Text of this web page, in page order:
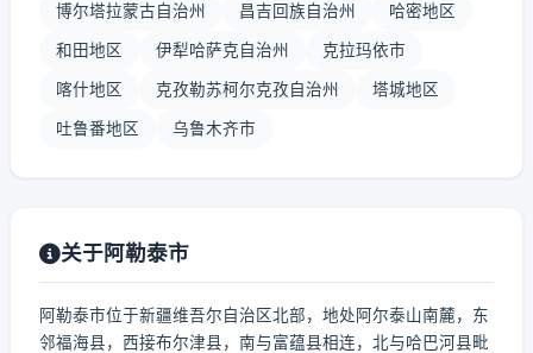
博尔塔拉蒙古自治州 昌吉回族自治州 哈密地区
和田地区 伊犁哈萨克自治州 克拉玛依市
喀什地区 克孜勒苏柯尔克孜自治州 塔城地区
吐鲁番地区 乌鲁木齐市
关于阿勒泰市
阿勒泰市位于新疆维吾尔自治区北部，地处阿尔泰山南麓，东
邻福海县，西接布尔津县，南与富蕴县相连，北与哈巴河县毗